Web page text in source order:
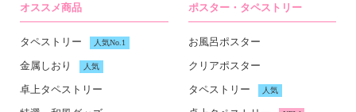
オススメ商品
タペストリー 人気No.1
金属しおり 人気
卓上タペストリー
ポスター・タペストリー
お風呂ポスター
クリアポスター
タペストリー
人気